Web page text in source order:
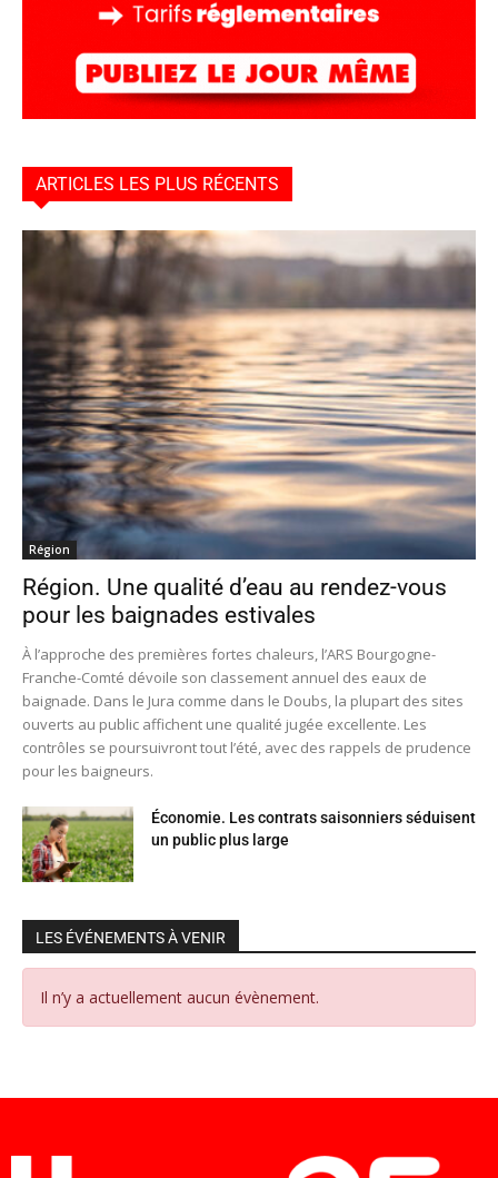
ARTICLES LES PLUS RÉCENTS
Région
Région. Une qualité d’eau au rendez-vous
pour les baignades estivales
À l’approche des premières fortes chaleurs, l’ARS Bourgogne-
Franche-Comté dévoile son classement annuel des eaux de
baignade. Dans le Jura comme dans le Doubs, la plupart des sites
ouverts au public affichent une qualité jugée excellente. Les
contrôles se poursuivront tout l’été, avec des rappels de prudence
pour les baigneurs.
Économie. Les contrats saisonniers séduisent
un public plus large
LES ÉVÉNEMENTS À VENIR
Il n’y a actuellement aucun évènement.